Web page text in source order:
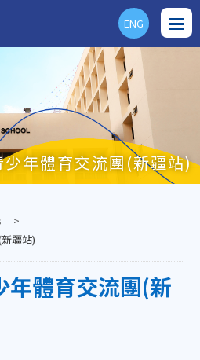
ENG
年體育交流團(新疆站)
>
疆站)
體育交流團(新